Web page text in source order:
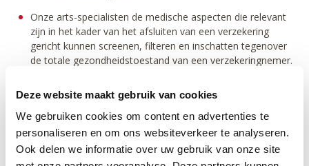
Deze website maakt gebruik van cookies
We gebruiken cookies om content en advertenties te
personaliseren en om ons websiteverkeer te analyseren.
Ook delen we informatie over uw gebruik van onze site
Onze arts-specialisten de medische aspecten die relevant
zijn in het kader van het afsluiten van een verzekering
gericht kunnen screenen, filteren en inschatten tegenover
de totale gezondheidstoestand van een verzekeringnemer.
screening of onderzoek gericht verder kan.
Wens je meer informatie?
Voor meer informatie of het maken van een afspraak kan je
contact met ons opnemen viainfo@mchinfo.be.